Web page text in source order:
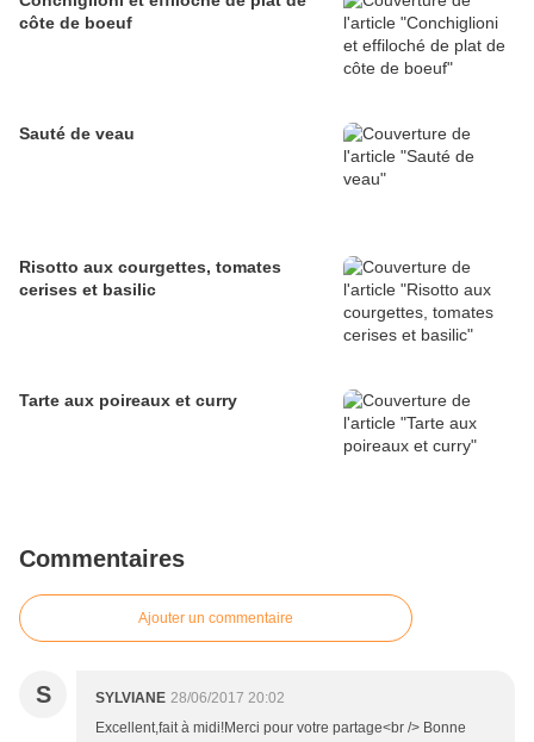
côte de boeuf
Sauté de veau
Risotto aux courgettes, tomates
cerises et basilic
Tarte aux poireaux et curry
Commentaires
Ajouter un commentaire
S SYLVIANE 28/06/2017 20:02
Excellent,fait à midi!Merci pour votre partage<br /> Bonne